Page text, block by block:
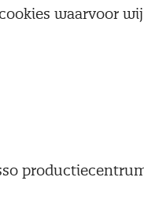
waarvoor